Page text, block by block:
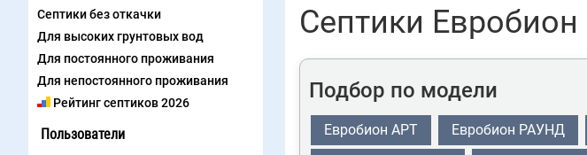
Септики без откачки
Для высоких грунтовых вод
Для постоянного проживания
Для непостоянного проживания
Рейтинг септиков 2026
Пользователи
Септики
Подбор по модели
Евробион АРТ Евробион РАУНД